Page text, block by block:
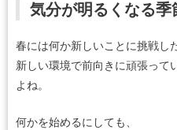
気分が明るくなる季
春には何か新しいことに挑戦し
新しい環境で前向きに頑張って
よね。
何かを始めるにしても、